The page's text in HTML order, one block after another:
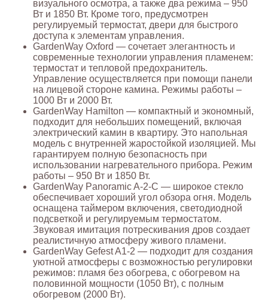
визуального осмотра, а также два режима – 950
Вт и 1850 Вт. Кроме того, предусмотрен
регулируемый термостат, двери для быстрого
доступа к элементам управления.
GardenWay Oxford — сочетает элегантность и
современные технологии управления пламенем:
термостат и тепловой предохранитель.
Управление осуществляется при помощи панели
на лицевой стороне камина. Режимы работы –
1000 Вт и 2000 Вт.
GardenWay Hamilton — компактный и экономный,
подходит для небольших помещений, включая
электрический камин в квартиру. Это напольная
модель с внутренней жаростойкой изоляцией. Мы
гарантируем полную безопасность при
использовании нагревательного прибора. Режим
работы – 950 Вт и 1850 Вт.
GardenWay Panoramic A-2-C — широкое стекло
обеспечивает хороший угол обзора огня. Модель
оснащена таймером включения, светодиодной
подсветкой и регулируемым термостатом.
Звуковая имитация потрескивания дров создает
реалистичную атмосферу живого пламени.
GardenWay Gefest A1-2 — подходит для создания
уютной атмосферы с возможностью регулировки
режимов: пламя без обогрева, с обогревом на
половинной мощности (1050 Вт), с полным
обогревом (2000 Вт).